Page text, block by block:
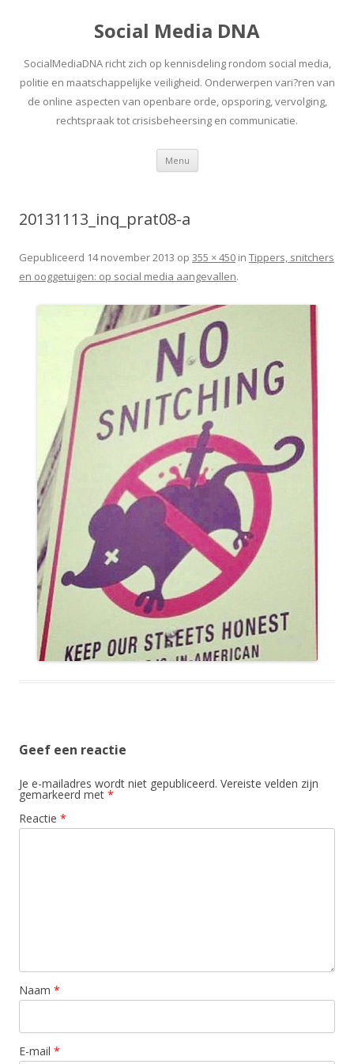
Social Media DNA
SocialMediaDNA richt zich op kennisdeling rondom social media,
politie en maatschappelijke veiligheid. Onderwerpen vari?ren van
de online aspecten van openbare orde, opsporing, vervolging,
rechtspraak tot crisisbeheersing en communicatie.
Menu Spring
inhoud
20131113_inq_prat08-a
Gepubliceerd 14 november 2013 op 355 × 450 in Tippers, snitchers
en ooggetuigen: op social media aangevallen.
Geef een reactie
Je e-mailadres wordt niet gepubliceerd. Vereiste velden zijn
gemarkeerd met *
Reactie *
Naam *
E-mail *